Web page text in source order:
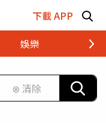
下載 APP
娛樂 財經
⊗ 清除